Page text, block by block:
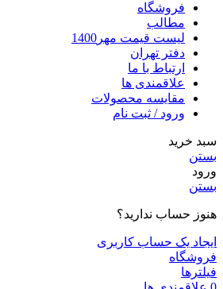
فروشگاه
مطالب
لیست قیمت مهر1400
دفتر تهران
ارتباط با ما
علاقمندی ها
مقایسه محصولات
ورود / ثبت نام
سبد خرید
بستن
ورود
بستن
هنوز حساب ندارید؟
ایجاد یک حساب کاربری
فروشگاه
فیلترها